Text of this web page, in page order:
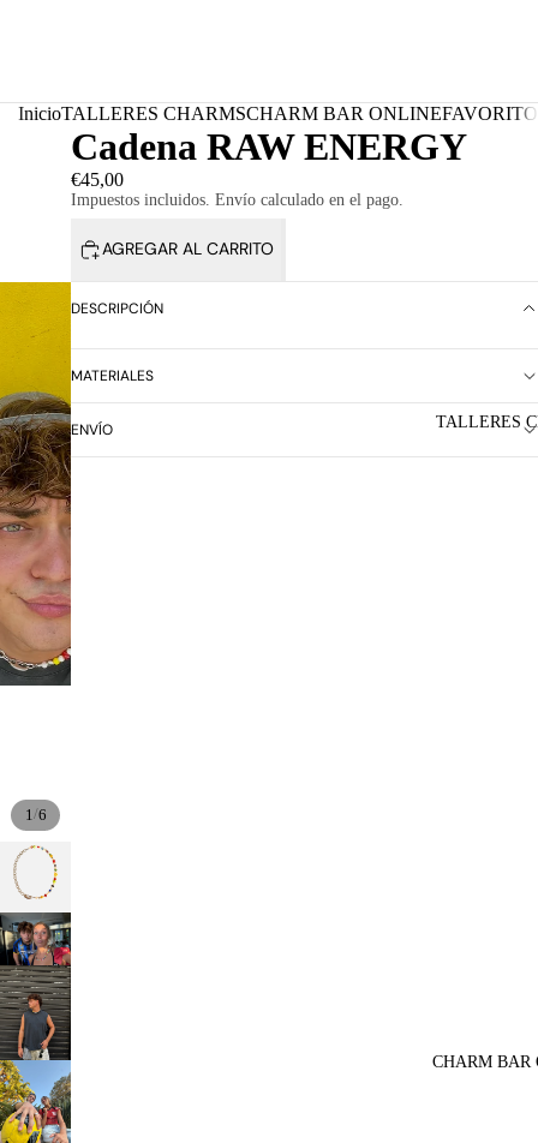
TALLERES
CHARM BAR
InicioTALLERES CHARMSCHARM BAR ONLINE
1/6
Cadena RAW ENERGY
€45,00
Impuestos incluidos. Envío calculado en el pago.
AGREGAR AL CARRITO
DESCRIPCIÓN
MATERIALES
ENVÍO